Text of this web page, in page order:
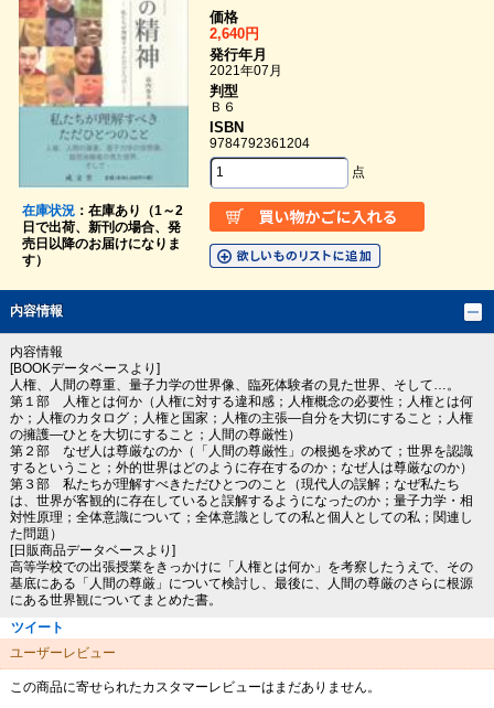
在庫状況：在庫あり（1～2
日で出荷、新刊の場合、発
売日以降のお届けになりま
す）
価格
2,640円
発行年月
2021年07月
判型
Ｂ６
ISBN
9784792361204
点
内容情報
内容情報
[BOOKデータベースより]
人権、人間の尊重、量子力学の世界像、臨死体験者の見た世界、そして…。
第１部 人権とは何か（人権に対する違和感；人権概念の必要性；人権とは何
か；人権のカタログ；人権と国家；人権の主張―自分を大切にすること；人権
の擁護―ひとを大切にすること；人間の尊厳性）
第２部 なぜ人は尊厳なのか（「人間の尊厳性」の根拠を求めて；世界を認識
するということ；外的世界はどのように存在するのか；なぜ人は尊厳なのか）
第３部 私たちが理解すべきただひとつのこと（現代人の誤解；なぜ私たち
は、世界が客観的に存在していると誤解するようになったのか；量子力学・相
対性原理；全体意識について；全体意識としての私と個人としての私；関連し
た問題）
[日販商品データベースより]
高等学校での出張授業をきっかけに「人権とは何か」を考察したうえで、その
基底にある「人間の尊厳」について検討し、最後に、人間の尊厳のさらに根源
にある世界観についてまとめた書。
ツイート
ユーザーレビュー
この商品に寄せられたカスタマーレビューはまだありません。